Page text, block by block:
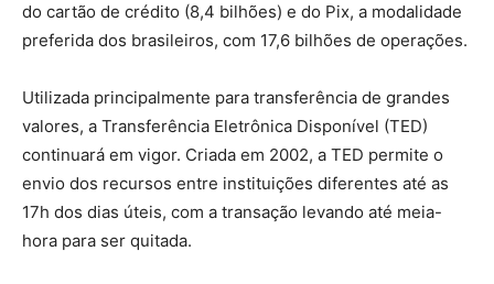
do cartão de crédito (8,4 bilhões) e do Pix, a modalidade
preferida dos brasileiros, com 17,6 bilhões de operações.
Utilizada principalmente para transferência de grandes
valores, a Transferência Eletrônica Disponível (TED)
continuará em vigor. Criada em 2002, a TED permite o
envio dos recursos entre instituições diferentes até as
17h dos dias úteis, com a transação levando até meia-
hora para ser quitada.